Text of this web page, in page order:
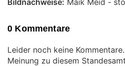
Bildnachweise: Maik Meid -
0 Kommentare
Leider noch keine
Meinung zu diesem